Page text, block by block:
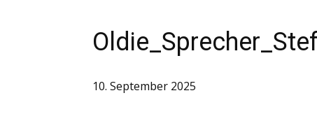
10. September 2025